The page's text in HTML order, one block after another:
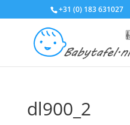
+31 (0) 183 631027
dl900_2